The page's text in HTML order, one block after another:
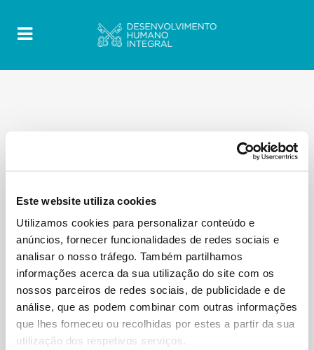
Este website utiliza cookies
Utilizamos cookies para personalizar conteúdo e
anúncios, fornecer funcionalidades de redes sociais e
analisar o nosso tráfego. Também partilhamos
informações acerca da sua utilização do site com os
nossos parceiros de redes sociais, de publicidade e de
análise, que as podem combinar com outras informações
que lhes forneceu ou recolhidas por estes a partir da sua
utilização dos respetivos serviços.